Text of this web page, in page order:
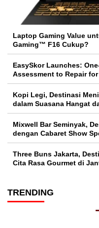
Laptop Gaming Value
Gaming™ F16 Cukup?
EasySkor Launches:
Assessment to Repair
Kopi Legi, Destinasi
dalam Suasana Hangat
Mixwell Bar Seminyak,
dengan Cabaret Show
Three Buns Jakarta,
Cita Rasa Gourmet di
TRENDING